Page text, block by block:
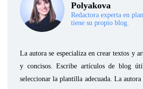
Polyakova
Redactora experta en
tiene su propio blog.
La autora se especializa en crear textos y
y concisos. Escribe artículos de blog
seleccionar la plantilla adecuada. La